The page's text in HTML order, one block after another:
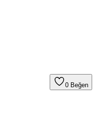
0 Beğen